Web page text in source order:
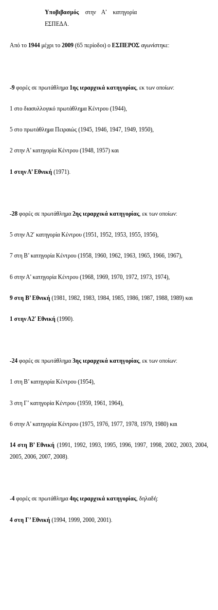
Υποβιβασμός στην Α’ κατηγορία
ΕΣΠΕΔΑ.
Από το 1944 μέχρι το 2009 (65 περίοδοι) ο ΕΣΠΕΡΟΣ αγωνίστηκε:
-9 φορές σε πρωτάθλημα 1ης ιεραρχικά κατηγορίας, εκ των οποίων:
1 στο διασυλλογικό πρωτάθλημα Κέντρου (1944),
5 στο πρωτάθλημα Πειραιώς (1945, 1946, 1947, 1949, 1950),
2 στην Α’ κατηγορία Κέντρου (1948, 1957) και
1 στην Α’ Εθνική (1971).
-28 φορές σε πρωτάθλημα 2ης ιεραρχικά κατηγορίας, εκ των οποίων:
5 στην Α2′ κατηγορία Κέντρου (1951, 1952, 1953, 1955, 1956),
7 στη Β’ κατηγορία Κέντρου (1958, 1960, 1962, 1963, 1965, 1966, 1967),
6 στην Α’ κατηγορία Κέντρου (1968, 1969, 1970, 1972, 1973, 1974),
9 στη Β’ Εθνική (1981, 1982, 1983, 1984, 1985, 1986, 1987, 1988, 1989) και
1 στην Α2′ Εθνική (1990).
-24 φορές σε πρωτάθλημα 3ης ιεραρχικά κατηγορίας, εκ των οποίων:
1 στη Β’ κατηγορία Κέντρου (1954),
3 στη Γ’ κατηγορία Κέντρου (1959, 1961, 1964),
6 στην Α’ κατηγορία Κέντρου (1975, 1976, 1977, 1978, 1979, 1980) και
14 στη Β’ Εθνική (1991, 1992, 1993, 1995, 1996, 1997, 1998, 2002, 2003, 2004,
2005, 2006, 2007, 2008).
-4 φορές σε πρωτάθλημα 4ης ιεραρχικά κατηγορίας, δηλαδή:
4 στη Γ’ Εθνική (1994, 1999, 2000, 2001).